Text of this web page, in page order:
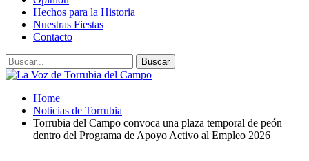
Hechos para la Historia
Nuestras Fiestas
Contacto
Home
Noticias de Torrubia
Torrubia del Campo convoca una plaza temporal de peón
dentro del Programa de Apoyo Activo al Empleo 2026